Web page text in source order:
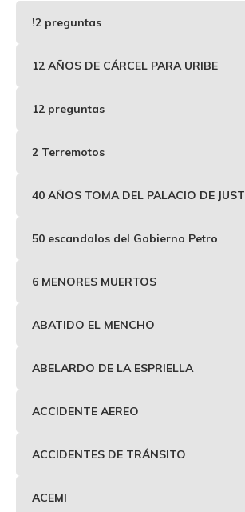
!2 preguntas
12 AÑOS DE CÁRCEL PARA URIBE
12 preguntas
2 Terremotos
40 AÑOS TOMA DEL PALACIO DE
50 escandalos del Gobierno Petro
6 MENORES MUERTOS
ABATIDO EL MENCHO
ABELARDO DE LA ESPRIELLA
ACCIDENTE AEREO
ACCIDENTES DE TRÁNSITO
ACEMI